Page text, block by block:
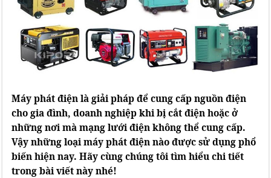
Máy phát điện là giải pháp để cung cấp nguồn điện
cho gia đình, doanh nghiệp khi bị cắt điện hoặc ở
những nơi mà mạng lưới điện không thể cung cấp.
Vậy những loại máy phát điện nào được sử dụng phổ
biến hiện nay. Hãy cùng chúng tôi tìm hiểu chi tiết
trong bài viết này nhé!